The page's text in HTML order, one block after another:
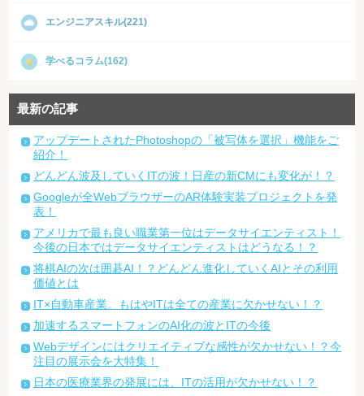
エンジニアスキル(221)
学べるコラム(162)
最新の記事
アップデートされたPhotoshopの「被写体を選択」機能をご
紹介！
どんどん波及していくITの波！日産の新CMにも変化が！？
Googleが全WebブラウザーのAR体験実装プロジェクトを発
表！
アメリカで最も良い職業第一位はデータサイエンティスト！
今後の日本ではデータサイエンティストはどうなる！？
将棋AIの次は囲碁AI！？どんどん進化していくAIとその利用
価値とは
IT×自動車産業。もはやITは全ての産業に欠かせない！？
加速するスマートフォンのAI化の波とITの今後
Webデザインにはクリエイティブな感性が欠かせない！？今
注目の展示会を大特集！
日本の医療業界の発展には、ITの活用が欠かせない！？